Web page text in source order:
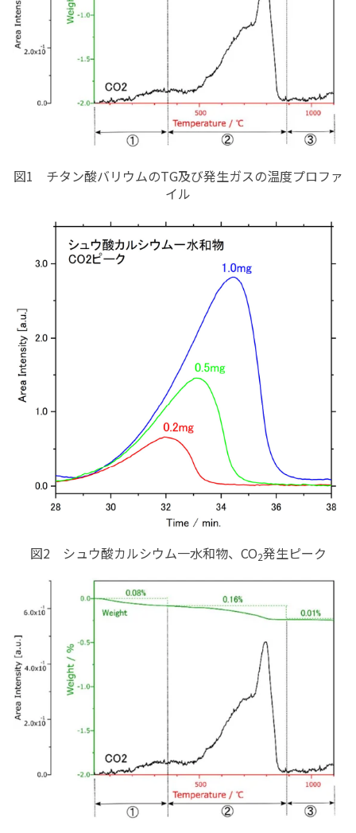
図1 チタン酸バリウムのTG及び発生ガスの温度プロファ
イル
図2 シュウ酸カルシウム一水和物、CO2発生ピーク